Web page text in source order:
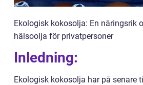
Ekologisk kokosolja: En näringsrik
hälsoolja för privatpersoner
Inledning:
Ekologisk kokosolja har på senare